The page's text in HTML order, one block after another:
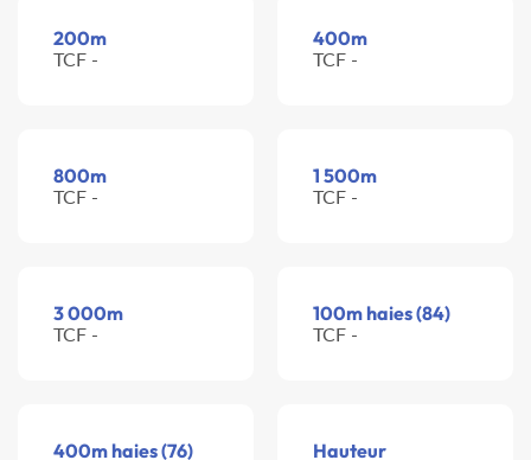
200m
TCF -
400m
TCF -
800m
TCF -
1 500m
TCF -
3 000m
TCF -
100m haies (84)
TCF -
400m haies (76) Hauteur